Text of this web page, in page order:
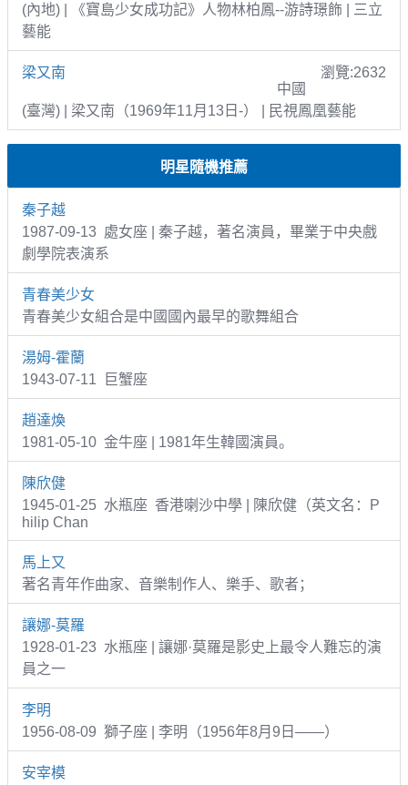
(內地) | 《寶島少女成功記》人物林柏鳳--游詩璟飾 | 三立
藝能
梁又南
瀏覽:2632
中國
(臺灣) | 梁又南（1969年11月13日-） | 民視鳳凰藝能
明星隨機推薦
秦子越
1987-09-13 處女座 | 秦子越，著名演員，畢業于中央戲
劇學院表演系
青春美少女
青春美少女組合是中國國內最早的歌舞組合
湯姆-霍蘭
1943-07-11 巨蟹座
趙達煥
1981-05-10 金牛座 | 1981年生韓國演員。
陳欣健
1945-01-25 水瓶座 香港喇沙中學 | 陳欣健（英文名：P
hilip Chan
馬上又
著名青年作曲家、音樂制作人、樂手、歌者；
讓娜-莫羅
1928-01-23 水瓶座 | 讓娜·莫羅是影史上最令人難忘的演
員之一
李明
1956-08-09 獅子座 | 李明（1956年8月9日——）
安宰模